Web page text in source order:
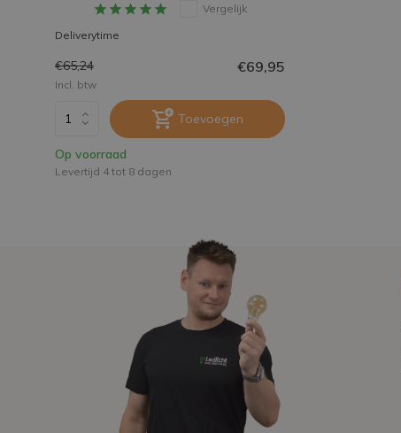
Vergelijk
Deliverytime
€65,24 €69,95
Incl. btw
Toevoegen
Op voorraad
Levertijd 4 tot 8 dagen